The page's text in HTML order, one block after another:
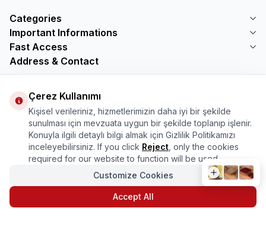
Categories
Important Informations
Fast Access
Address & Contact
Mercimektepe Mahallesi 51007 Sokak
No:45/B\nONİKİŞUBAT/KAHRAMANMARAŞ
Telephone
08505321048
Email
bilgi@marasmarket.com
PlayStore App Store
Çerez Kullanımı
Kişisel verileriniz, hizmetlerimizin daha iyi bir şekilde
sunulması için mevzuata uygun bir şekilde toplanıp işlenir.
Konuyla ilgili detaylı bilgi almak için Gizlilik Politikamızı
inceleyebilirsiniz. If you click Reject , only the cookies
required for our website to function will be used.
Customize Cookies
Accept All